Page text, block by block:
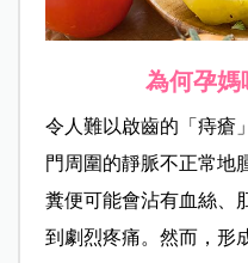
為何孕媽
令人難以啟齒的「痔瘡
門周圍的靜脈不正常地
糞便可能會沾有血絲、
到劇烈疼痛。然而，形